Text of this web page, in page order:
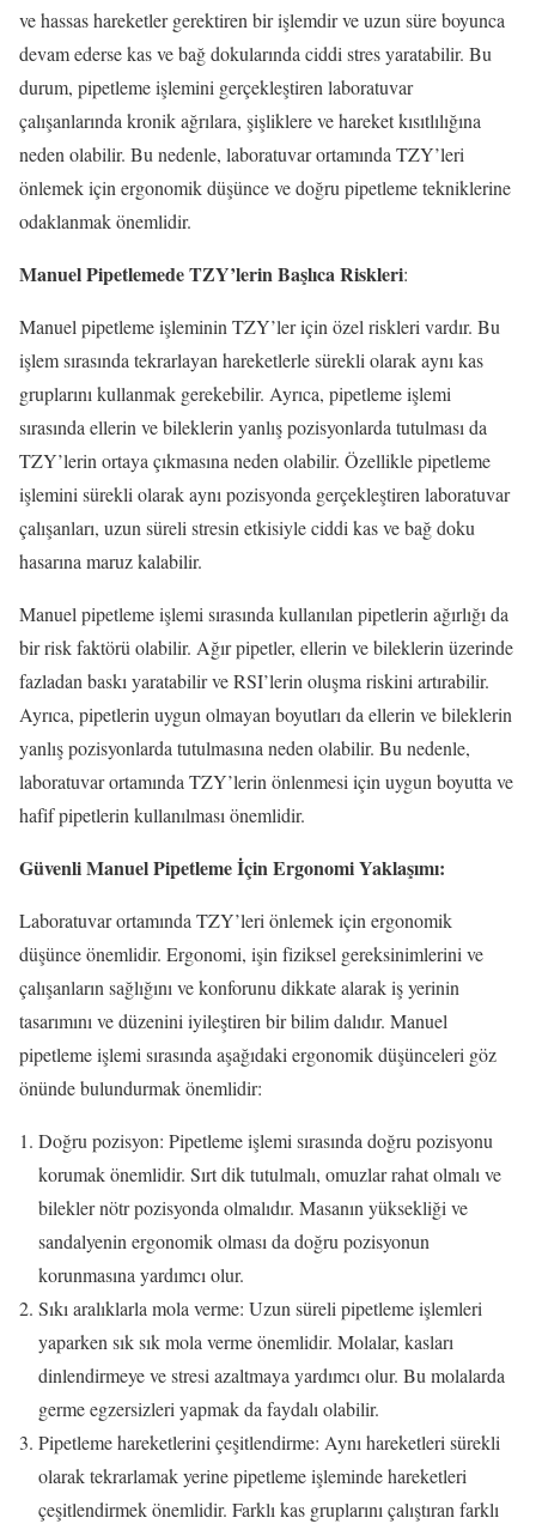
ve hassas hareketler gerektiren bir işlemdir ve uzun süre boyunca
devam ederse kas ve bağ dokularında ciddi stres yaratabilir. Bu
durum, pipetleme işlemini gerçekleştiren laboratuvar
çalışanlarında kronik ağrılara, şişliklere ve hareket kısıtlılığına
neden olabilir. Bu nedenle, laboratuvar ortamında TZY’leri
önlemek için ergonomik düşünce ve doğru pipetleme tekniklerine
odaklanmak önemlidir.
Manuel Pipetlemede TZY’lerin Başlıca Riskleri:
Manuel pipetleme işleminin TZY’ler için özel riskleri vardır. Bu
işlem sırasında tekrarlayan hareketlerle sürekli olarak aynı kas
gruplarını kullanmak gerekebilir. Ayrıca, pipetleme işlemi
sırasında ellerin ve bileklerin yanlış pozisyonlarda tutulması da
TZY’lerin ortaya çıkmasına neden olabilir. Özellikle pipetleme
işlemini sürekli olarak aynı pozisyonda gerçekleştiren laboratuvar
çalışanları, uzun süreli stresin etkisiyle ciddi kas ve bağ doku
hasarına maruz kalabilir.
Manuel pipetleme işlemi sırasında kullanılan pipetlerin ağırlığı da
bir risk faktörü olabilir. Ağır pipetler, ellerin ve bileklerin üzerinde
fazladan baskı yaratabilir ve RSI’lerin oluşma riskini artırabilir.
Ayrıca, pipetlerin uygun olmayan boyutları da ellerin ve bileklerin
yanlış pozisyonlarda tutulmasına neden olabilir. Bu nedenle,
laboratuvar ortamında TZY’lerin önlenmesi için uygun boyutta ve
hafif pipetlerin kullanılması önemlidir.
Güvenli Manuel Pipetleme İçin Ergonomi Yaklaşımı:
Laboratuvar ortamında TZY’leri önlemek için ergonomik
düşünce önemlidir. Ergonomi, işin fiziksel gereksinimlerini ve
çalışanların sağlığını ve konforunu dikkate alarak iş yerinin
tasarımını ve düzenini iyileştiren bir bilim dalıdır. Manuel
pipetleme işlemi sırasında aşağıdaki ergonomik düşünceleri göz
önünde bulundurmak önemlidir:
Doğru pozisyon: Pipetleme işlemi sırasında doğru pozisyonu
korumak önemlidir. Sırt dik tutulmalı, omuzlar rahat olmalı ve
bilekler nötr pozisyonda olmalıdır. Masanın yüksekliği ve
sandalyenin ergonomik olması da doğru pozisyonun
korunmasına yardımcı olur.
Sıkı aralıklarla mola verme: Uzun süreli pipetleme işlemleri
yaparken sık sık mola verme önemlidir. Molalar, kasları
dinlendirmeye ve stresi azaltmaya yardımcı olur. Bu molalarda
germe egzersizleri yapmak da faydalı olabilir.
Pipetleme hareketlerini çeşitlendirme: Aynı hareketleri sürekli
olarak tekrarlamak yerine pipetleme işleminde hareketleri
çeşitlendirmek önemlidir. Farklı kas gruplarını çalıştıran farklı